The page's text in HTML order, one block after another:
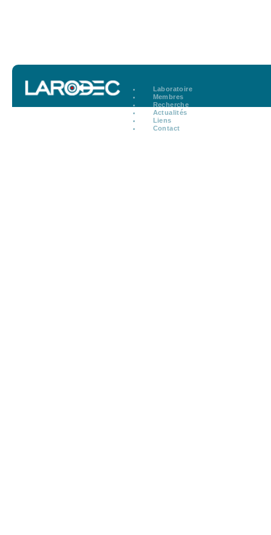
Laboratoire
Membres
Recherche
Actualités
Liens
Contact